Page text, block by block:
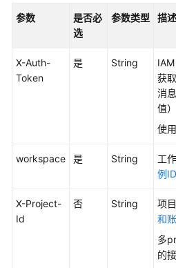
践
参
考
必
API
参数
是否必
选
参数类型 描述
X-Auth-
Token
是 String
获
消
值）
使
workspace 是 String 工
例
X-Project-
Id
否 String 项
和
多
的